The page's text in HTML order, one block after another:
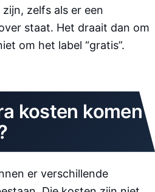
zelfs als er een
staat. Het draait dan om
om het label “gratis”.
kosten komen
er verschillende